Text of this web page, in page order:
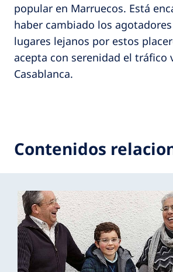
popular en Marruecos. Está
haber cambiado los
lugares lejanos por estos
acepta con serenidad el tráfico
Casablanca.
Contenidos